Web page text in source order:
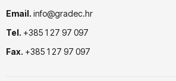
Email. info@gradec.hr
Tel. +385 1 27 97 097
Fax. +385 1 27 97 097